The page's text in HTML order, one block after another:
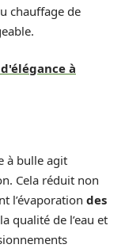
chauffage de
à
à bulle agit
Cela réduit non
l’évaporation des
qualité de l’eau et